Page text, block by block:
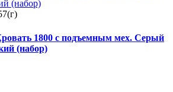
1800 с подъемным мех. Серый
(набор)